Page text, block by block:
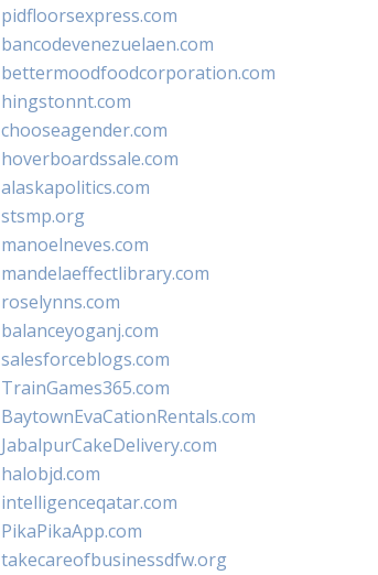
pidfloorsexpress.com
bancodevenezuelaen.com
bettermoodfoodcorporation.com
hingstonnt.com
chooseagender.com
hoverboardssale.com
alaskapolitics.com
stsmp.org
manoelneves.com
mandelaeffectlibrary.com
roselynns.com
balanceyoganj.com
salesforceblogs.com
TrainGames365.com
BaytownEvaCationRentals.com
JabalpurCakeDelivery.com
halobjd.com
intelligenceqatar.com
PikaPikaApp.com
takecareofbusinessdfw.org